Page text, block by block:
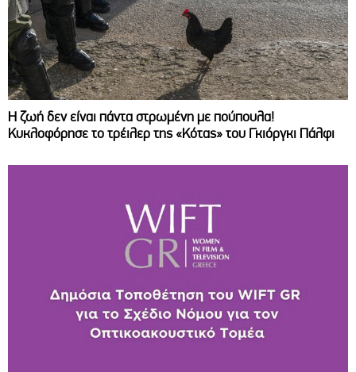
Η ζωή δεν είναι πάντα στρωμένη με πούπουλα!
Κυκλοφόρησε το τρέιλερ της «Κότας» του Γκιόργκι Πάλφι